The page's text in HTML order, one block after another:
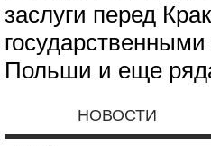
заслуги перед
Польши и еще
НОВОСТИ